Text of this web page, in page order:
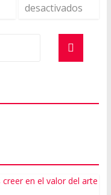
desactivados